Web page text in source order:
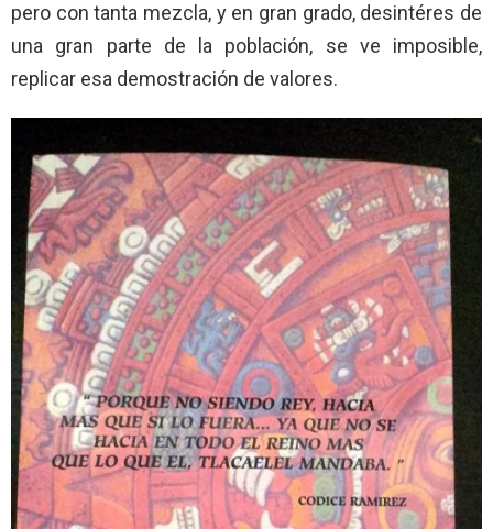
pero con tanta mezcla, y en gran grado, desintéres de
una gran parte de la población, se ve imposible,
replicar esa demostración de valores.